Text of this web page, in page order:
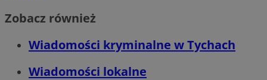
Zobacz również
Wiadomości kryminalne w Tychach
Wiadomości lokalne